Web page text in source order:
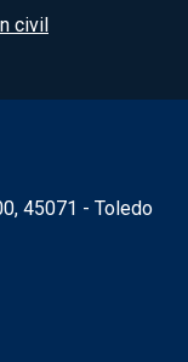
civil
45071 - Toledo